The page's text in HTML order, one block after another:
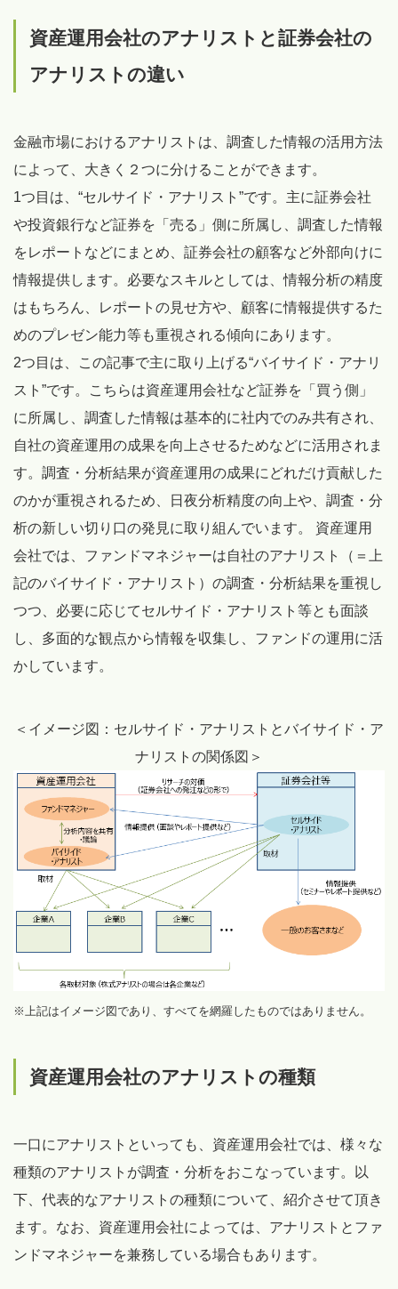
資産運用会社のアナリストと証券会社の
アナリストの違い
金融市場におけるアナリストは、調査した情報の活用方法
によって、大きく２つに分けることができます。
1つ目は、“セルサイド・アナリスト”です。主に証券会社
や投資銀行など証券を「売る」側に所属し、調査した情報
をレポートなどにまとめ、証券会社の顧客など外部向けに
情報提供します。必要なスキルとしては、情報分析の精度
はもちろん、レポートの見せ方や、顧客に情報提供するた
めのプレゼン能力等も重視される傾向にあります。
2つ目は、この記事で主に取り上げる“バイサイド・アナリ
スト”です。こちらは資産運用会社など証券を「買う側」
に所属し、調査した情報は基本的に社内でのみ共有され、
自社の資産運用の成果を向上させるためなどに活用されま
す。調査・分析結果が資産運用の成果にどれだけ貢献した
のかが重視されるため、日夜分析精度の向上や、調査・分
析の新しい切り口の発見に取り組んでいます。 資産運用
会社では、ファンドマネジャーは自社のアナリスト（＝上
記のバイサイド・アナリスト）の調査・分析結果を重視し
つつ、必要に応じてセルサイド・アナリスト等とも面談
し、多面的な観点から情報を収集し、ファンドの運用に活
かしています。
＜イメージ図：セルサイド・アナリストとバイサイド・ア
ナリストの関係図＞
※上記はイメージ図であり、すべてを網羅したものではありません。
資産運用会社のアナリストの種類
一口にアナリストといっても、資産運用会社では、様々な
種類のアナリストが調査・分析をおこなっています。以
下、代表的なアナリストの種類について、紹介させて頂き
ます。なお、資産運用会社によっては、アナリストとファ
ンドマネジャーを兼務している場合もあります。